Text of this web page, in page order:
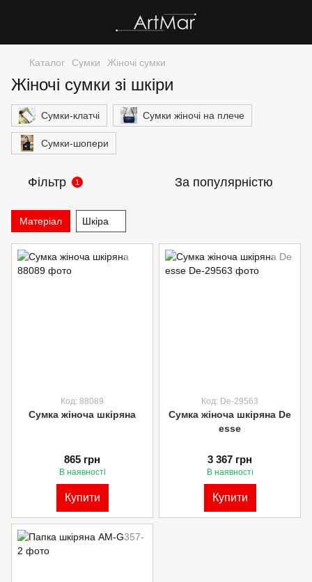
Каталог Сумки Жіночі сумки
Жіночі сумки зі шкіри
Сумки-клатчі Сумки жіночі на плече
Сумки-шопери
Фільтр 1 За популярністю
Матеріал Шкіра
Код: 88089
Сумка жіноча шкіряна
865 грн
В наявності
Купити
Код: De-29563
Сумка жіноча шкіряна De
esse
3 367 грн
В наявності
Купити